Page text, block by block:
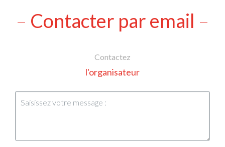
Contacter par email
Contactez
l'organisateur